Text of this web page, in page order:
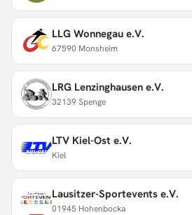
LLG Wonnegau e.V.
67590 Monsheim
LRG Lenzinghausen e.V.
32139 Spenge
LTV Kiel-Ost e.V.
Kiel
Lausitzer-Sportevents e.V.
01945 Hohenbocka